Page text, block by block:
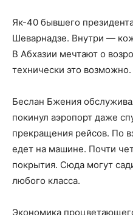
Як-40 бывшего
Шеварнадзе. Внутри —
В Абхазии мечтают о
технически это возможно.
Беслан Бжения
покинул аэропорт даже
прекращения рейсов. По
едет на машине. Почти
покрытия. Сюда могут
любого класса.
Экономика